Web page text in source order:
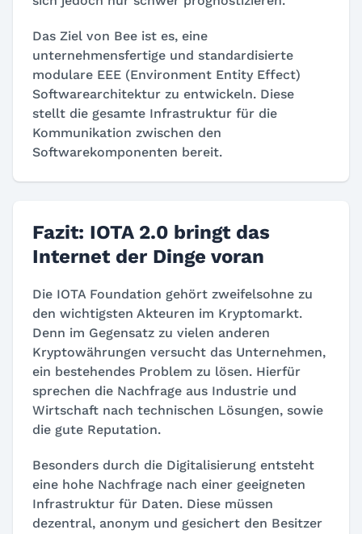
Das Ziel von Bee ist es, eine
unternehmensfertige und standardisierte
modulare EEE (Environment Entity Effect)
Softwarearchitektur zu entwickeln. Diese
stellt die gesamte Infrastruktur für die
Kommunikation zwischen den
Softwarekomponenten bereit.
Fazit: IOTA 2.0 bringt das
Internet der Dinge voran
Die IOTA Foundation gehört zweifelsohne zu
den wichtigsten Akteuren im Kryptomarkt.
Denn im Gegensatz zu vielen anderen
Kryptowährungen versucht das Unternehmen,
ein bestehendes Problem zu lösen. Hierfür
sprechen die Nachfrage aus Industrie und
Wirtschaft nach technischen Lösungen, sowie
die gute Reputation.
Besonders durch die Digitalisierung entsteht
eine hohe Nachfrage nach einer geeigneten
Infrastruktur für Daten. Diese müssen
dezentral, anonym und gesichert den Besitzer